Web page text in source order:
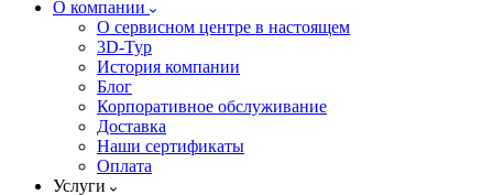
О компании
О сервисном центре в настоящем
3D-Тур
История компании
Блог
Корпоративное обслуживание
Доставка
Наши сертификаты
Оплата
Услуги